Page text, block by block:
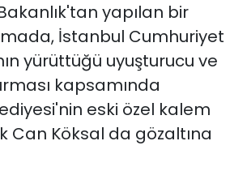
yapılan bir
İstanbul Cumhuriyet
yürüttüğü uyuşturucu ve
kapsamında
eski özel kalem
Can Köksal da gözaltına